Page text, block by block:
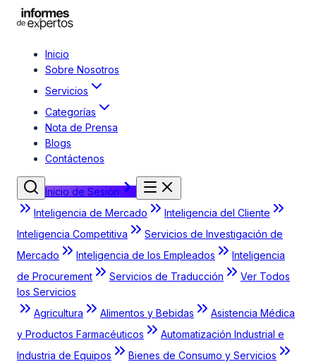
Inicio
Sobre Nosotros
Servicios
Categorías
Nota de Prensa
Blogs
Contáctenos
Inicio de Sesión
Inteligencia de Mercado
Inteligencia del Cliente
Inteligencia Competitiva
Servicios de Investigación de
Mercado
Inteligencia de los Empleados
Inteligencia
de Procurement
Servicios de Traducción
Ver Todos
los Servicios
Agricultura
Alimentos y Bebidas
Asistencia Médica
y Productos Farmacéuticos
Automatización Industrial e
Industria de Equipos
Bienes de Consumo y Servicios